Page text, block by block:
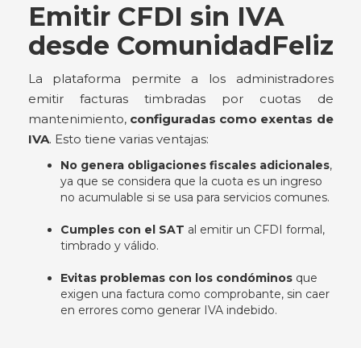
Emitir CFDI sin IVA
desde ComunidadFeliz
La plataforma permite a los administradores
emitir facturas timbradas por cuotas de
mantenimiento, configuradas como exentas de
IVA. Esto tiene varias ventajas:
No genera obligaciones fiscales adicionales,
ya que se considera que la cuota es un ingreso
no acumulable si se usa para servicios comunes.
Cumples con el SAT al emitir un CFDI formal,
timbrado y válido.
Evitas problemas con los condóminosque
exigen una factura como comprobante, sin caer
en errores como generar IVA indebido.